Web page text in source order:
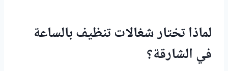
لماذا تختار شغالات تنظيف بالساعة
في الشارقة؟